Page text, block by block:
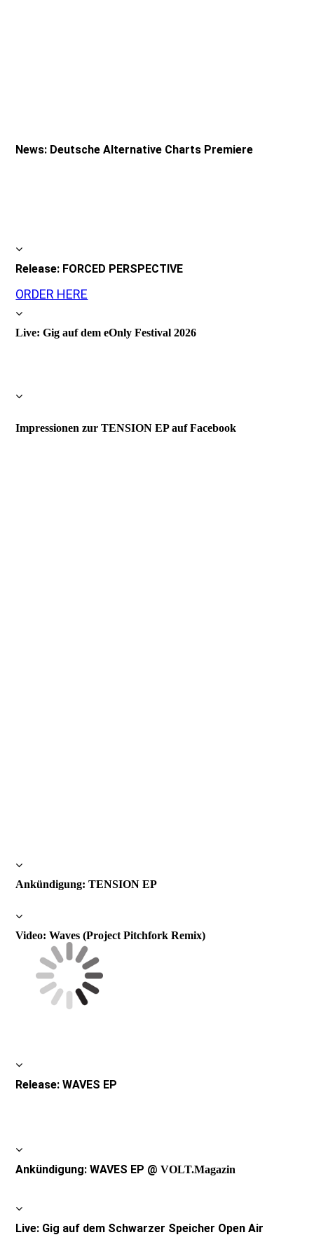
News: Deutsche Alternative Charts Premiere
Release: FORCED PERSPECTIVE
ORDER HERE
Live: Gig auf dem eOnly Festival 2026
Impressionen zur TENSION EP auf Facebook
Ankündigung: TENSION EP
Video: Waves (Project Pitchfork Remix)
Release: WAVES EP
Ankündigung: WAVES EP @ VOLT.Magazin
Live: Gig auf dem Schwarzer Speicher Open Air